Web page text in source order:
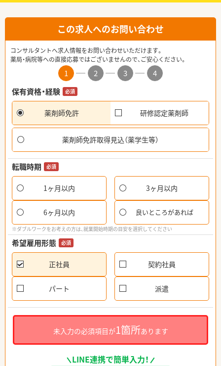
この求人へのお問い合わせ
コンサルタントへ求人情報をお問い合わせいただけます。
薬局・病院等への直接応募ではございませんので、ご安心ください。
1 2 3
4
保有資格・経験
必須
薬剤師免許 研修認定薬剤師
薬剤師免許取得見込（薬学生等）
転職時期 必須
1ヶ月以内 3ヶ月以内
6ヶ月以内 良いところがあれば
※ダブルワークをお考えの方は、就業開始時期の目安を選択してください
希望雇用形態 必須
正社員 契約社員
パート 派遣
未入力の必須項目が1箇所あります
LINE連携で簡単入力！